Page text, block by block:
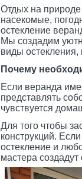
Отдых на природе
насекомые,
остекление
Мы создадим
виды
Почему
Если веранда
представлять
чувствуется
Для того чтобы
конструкций.
остекление и
мастера